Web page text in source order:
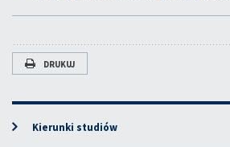
DRUKUJ
Kierunki studiów